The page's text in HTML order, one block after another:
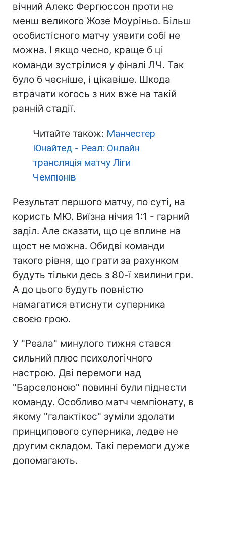
вічний Алекс Фергюссон проти не
менш великого Жозе Моуріньо. Більш
особистісного матчу уявити собі не
можна. І якщо чесно, краще б ці
команди зустрілися у фіналі ЛЧ. Так
було б чесніше, і цікавіше. Шкода
втрачати когось з них вже на такій
ранній стадії.
Читайте також: Манчестер
Юнайтед - Реал: Онлайн
трансляція матчу Ліги
Чемпіонів
Результат першого матчу, по суті, на
користь МЮ. Виїзна нічия 1:1 - гарний
заділ. Але сказати, що це вплине на
щост не можна. Обидві команди
такого рівня, що грати за рахунком
будуть тільки десь з 80-ї хвилини гри.
А до цього будуть повністю
намагатися втиснути суперника
своєю грою.
У "Реала" минулого тижня стався
сильний плюс психологічного
настрою. Дві перемоги над
"Барселоною" повинні були піднести
команду. Особливо матч чемпіонату, в
якому "галактікос" зуміли здолати
принципового суперника, ледве не
другим складом. Такі перемоги дуже
допомагають.